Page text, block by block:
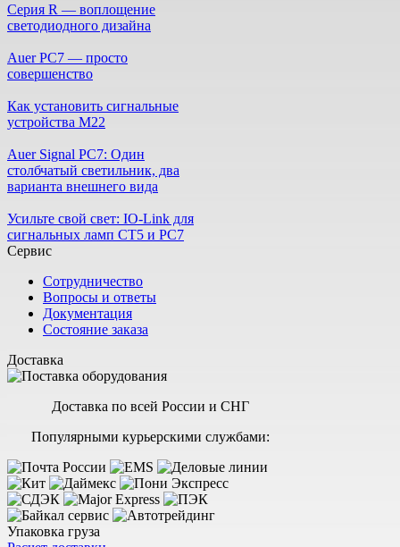
Серия R — воплощение
светодиодного дизайна
Auer PC7 — просто
совершенство
Как установить сигнальные
устройства М22
Auer Signal PC7: Один
столбчатый светильник, два
варианта внешнего вида
Усильте свой свет: IO-Link для
сигнальных ламп CT5 и PC7
Сервис
Сотрудничество
Вопросы и ответы
Документация
Состояние заказа
Доставка
Доставка по всей России и СНГ
Популярными курьерскими службами:
Упаковка груза